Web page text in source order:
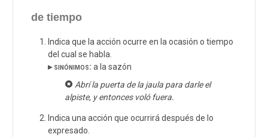
de tiempo
Indica que la acción ocurre en la ocasión o tiempo
del cual se habla.
▸ sinónimos: a la sazón
Abrí la puerta de la jaula para darle el
alpiste, y entonces voló fuera.
Indica una acción que ocurrirá después de lo
expresado.